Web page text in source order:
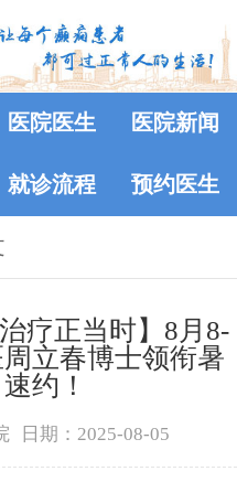
医院医生 医院新闻
就诊流程 预约医生
疗正当时】8月8-
立春博士领衔暑
约！
日期：2025-08-05